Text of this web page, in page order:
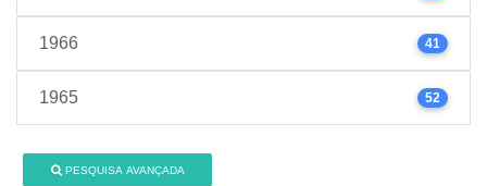
1966 41
1965 52
PESQUISA AVANÇADA